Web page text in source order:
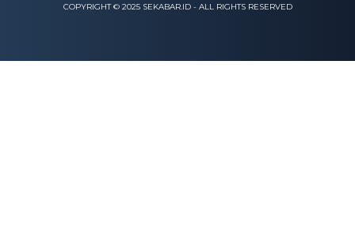
COPYRIGHT © 2025 SEKABAR.ID - ALL RIGHTS RESERVED